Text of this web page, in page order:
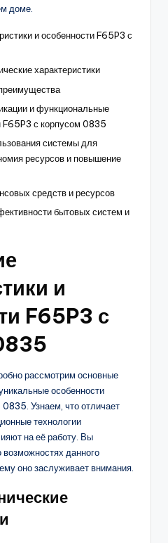
доме.
и особенности F65P3 с
характеристики
и функциональные
с корпусом 0835
системы для
ресурсов и повышение
средств и ресурсов
бытовых систем и
и
F65P3 с
рассмотрим основные
особенности
Узнаем, что отличает
технологии
на её работу. Вы
данного
оно заслуживает внимания.